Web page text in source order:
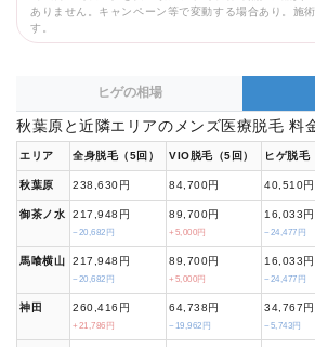
ありません。キャンペーン等で変動する場合あり。施
す。
ヒゲの相場
秋葉原と近隣エリアのメンズ医療脱毛 料
エリア 全身脱毛（5回） VIO脱毛（5回） ヒゲ脱毛
秋葉原 238,630円 84,700円 40,510円
御茶ノ水 217,948円
−20,682円
89,700円
+5,000円
16,033円
−24,477円
馬喰横山 217,948円
−20,682円
89,700円
+5,000円
16,033円
−24,477円
神田 260,416円
+21,786円
64,738円
−19,962円
34,767円
−5,743円